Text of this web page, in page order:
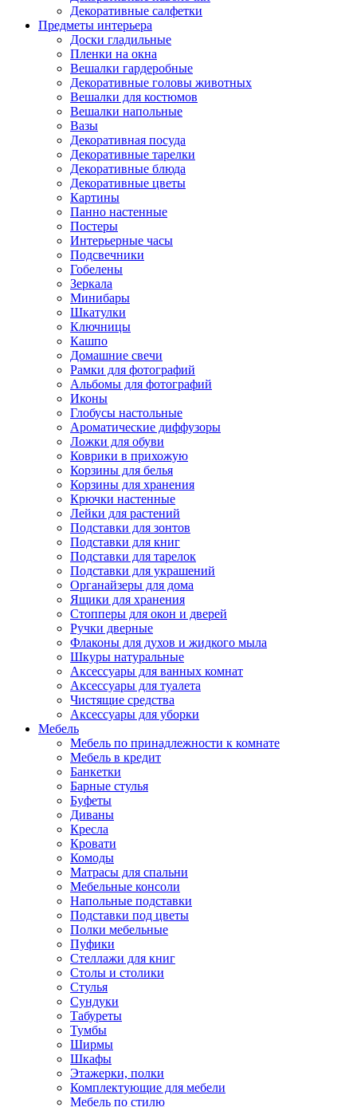
Декоративные салфетки
Предметы интерьера
Доски гладильные
Пленки на окна
Вешалки гардеробные
Декоративные головы животных
Вешалки для костюмов
Вешалки напольные
Вазы
Декоративная посуда
Декоративные тарелки
Декоративные блюда
Декоративные цветы
Картины
Панно настенные
Постеры
Интерьерные часы
Подсвечники
Гобелены
Зеркала
Минибары
Шкатулки
Ключницы
Кашпо
Домашние свечи
Рамки для фотографий
Альбомы для фотографий
Иконы
Глобусы настольные
Ароматические диффузоры
Ложки для обуви
Коврики в прихожую
Корзины для белья
Корзины для хранения
Крючки настенные
Лейки для растений
Подставки для зонтов
Подставки для книг
Подставки для тарелок
Подставки для украшений
Органайзеры для дома
Ящики для хранения
Стопперы для окон и дверей
Ручки дверные
Флаконы для духов и жидкого мыла
Шкуры натуральные
Аксессуары для ванных комнат
Аксессуары для туалета
Чистящие средства
Аксессуары для уборки
Мебель
Мебель по принадлежности к комнате
Мебель в кредит
Банкетки
Барные стулья
Буфеты
Диваны
Кресла
Кровати
Комоды
Матрасы для спальни
Мебельные консоли
Напольные подставки
Подставки под цветы
Полки мебельные
Пуфики
Стеллажи для книг
Столы и столики
Стулья
Сундуки
Табуреты
Тумбы
Ширмы
Шкафы
Этажерки, полки
Комплектующие для мебели
Мебель по стилю